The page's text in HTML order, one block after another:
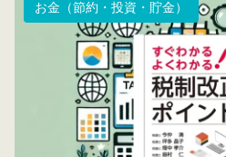
お金（節約・投資・貯金）